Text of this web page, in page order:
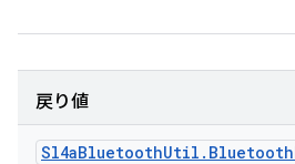
戻り値
Sl4aBluetoothUtil . Bluetooth